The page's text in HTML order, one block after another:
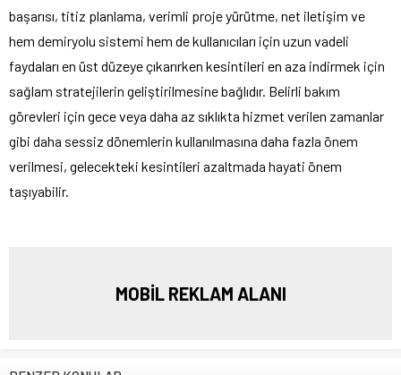
başarısı, titiz planlama, verimli proje yürütme, net iletişim ve
hem demiryolu sistemi hem de kullanıcıları için uzun vadeli
faydaları en üst düzeye çıkarırken kesintileri en aza indirmek için
sağlam stratejilerin geliştirilmesine bağlıdır. Belirli bakım
görevleri için gece veya daha az sıklıkta hizmet verilen zamanlar
gibi daha sessiz dönemlerin kullanılmasına daha fazla önem
verilmesi, gelecekteki kesintileri azaltmada hayati önem
taşıyabilir.
MOBİL REKLAM ALANI